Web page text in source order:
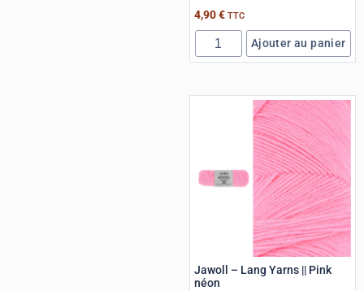
4,90€ TTC
Ajouter au panier
Jawoll – Lang Yarns || Pink
néon